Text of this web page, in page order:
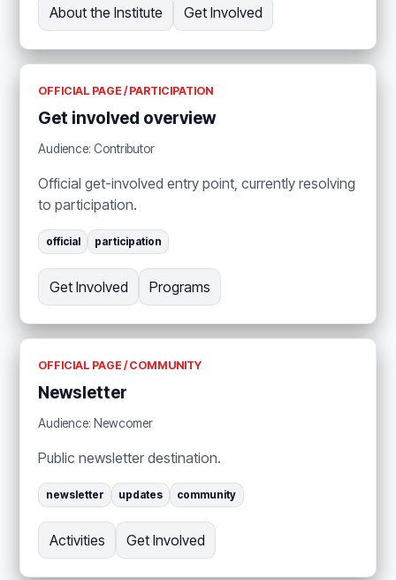
About the Institute Get Involved
OFFICIAL PAGE / PARTICIPATION
Get involved overview
Audience: Contributor
Official get-involved entry point, currently resolving
to participation.
official participation
Get Involved Programs
OFFICIAL PAGE / COMMUNITY
Newsletter
Audience: Newcomer
Public newsletter destination.
newsletter updates community
Activities Get Involved